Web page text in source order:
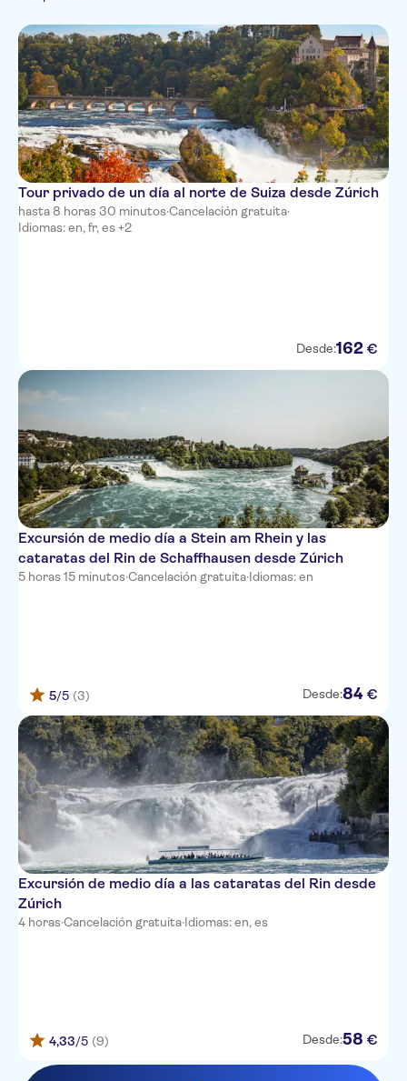
Imprescindibles
Campo
Tour privado de un día al norte de Suiza desde Zúrich
hasta 8 horas 30 minutos·Cancelación gratuita·
Idiomas: en, fr, es +2
Desde:162 €
Excursión de medio día a Stein am Rhein y las
cataratas del Rin de Schaffhausen desde Zúrich
5 horas 15 minutos·Cancelación gratuita·Idiomas: en
5/5 (3) Desde:84 €
Excursión de medio día a las cataratas del Rin desde
Zúrich
4 horas·Cancelación gratuita·Idiomas: en, es
4,33/5 (9) Desde:58 €